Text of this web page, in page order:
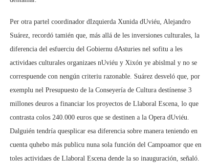
Per otra partel coordinador dIzquierda Xunida dUviéu, Alejandro
Suárez, recordó tamién que, más allá de les inversiones culturales, la
diferencia del esfuerciu del Gobiernu dAsturies nel sofitu a les
actividaes culturales organizaes nUviéu y Xixón ye abislmal y no se
correspuende con nengún criteriu razonable. Suárez desveló que, por
exemplu nel Presupuesto de la Conseyería de Cultura destínense 3
millones deuros a financiar los proyectos de Llaboral Escena, lo que
contrasta colos 240.000 euros que se destinen a la Opera dUviéu.
Dalguién tendría quesplicar esa diferencia sobre manera teniendo en
cuenta quhebo más publicu nuna sola función del Campoamor que en
toles actividaes de Llaboral Escena dende la so inauguración, señaló.